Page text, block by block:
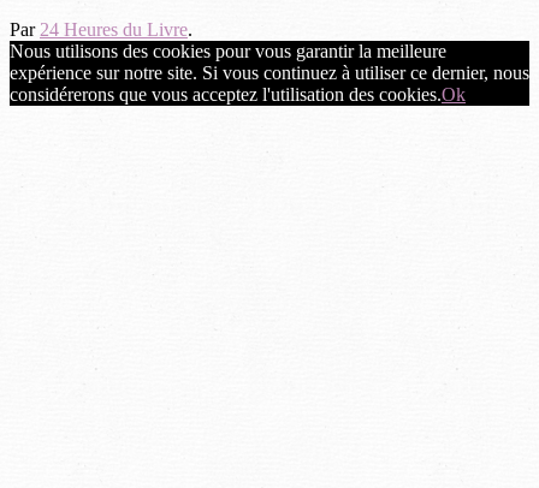
Par 24 Heures du Livre.
Nous utilisons des cookies pour vous garantir la meilleure
expérience sur notre site. Si vous continuez à utiliser ce dernier, nous
considérerons que vous acceptez l'utilisation des cookies.Ok